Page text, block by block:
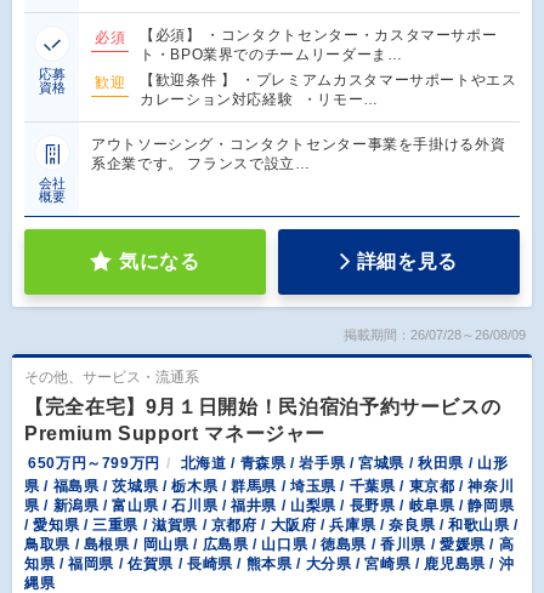
応募
資格
必須
【必須】 ・コンタクトセンター・カスタマーサポー
ト・BPO業界でのチームリーダーま…
歓迎
【歓迎条件 】 ・プレミアムカスタマーサポートやエス
カレーション対応経験 ・リモー…
会社
概要
アウトソーシング・コンタクトセンター事業を手掛ける外資
系企業です。 フランスで設立…
気になる 詳細を見る
掲載期間：26/07/28～26/08/09
その他、サービス・流通系
【完全在宅】9月１日開始！民泊宿泊予約サービスの
Premium Support マネージャー
650万円～799万円
北海道 / 青森県 / 岩手県 / 宮城県 / 秋田県 / 山形
県 / 福島県 / 茨城県 / 栃木県 / 群馬県 / 埼玉県 / 千葉県 / 東京都 / 神奈川
県 / 新潟県 / 富山県 / 石川県 / 福井県 / 山梨県 / 長野県 / 岐阜県 / 静岡県
/ 愛知県 / 三重県 / 滋賀県 / 京都府 / 大阪府 / 兵庫県 / 奈良県 / 和歌山県 /
鳥取県 / 島根県 / 岡山県 / 広島県 / 山口県 / 徳島県 / 香川県 / 愛媛県 / 高
知県 / 福岡県 / 佐賀県 / 長崎県 / 熊本県 / 大分県 / 宮崎県 / 鹿児島県 / 沖
縄県